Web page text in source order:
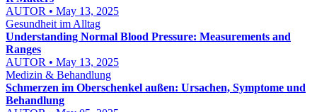
AUTOR • May 13, 2025
Gesundheit im Alltag
Understanding Normal Blood Pressure: Measurements and
Ranges
AUTOR • May 13, 2025
Medizin & Behandlung
Schmerzen im Oberschenkel außen: Ursachen, Symptome und
Behandlung